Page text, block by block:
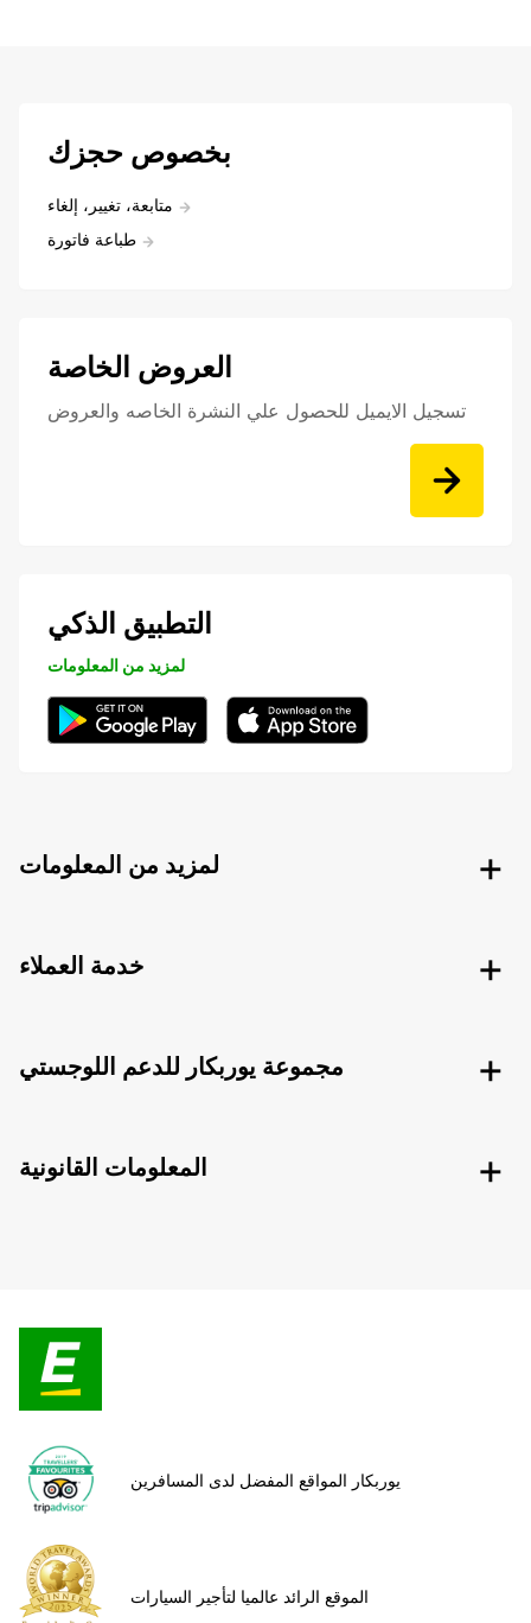
بخصوص حجزك
متابعة، تغيير، إلغاء
طباعة فاتورة
العروض الخاصة
تسجيل الايميل للحصول علي النشرة الخاصه والعروض
التطبيق الذكي
لمزيد من المعلومات
لمزيد من المعلومات
خدمة العملاء
مجموعة يوربكار للدعم اللوجستي
المعلومات القانونية
يوربكار المواقع المفضل لدى المسافرين
الموقع الرائد عالميا لتأجير السيارات